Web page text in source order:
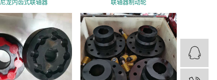
尼龙内齿式联轴器 联轴器制动轮